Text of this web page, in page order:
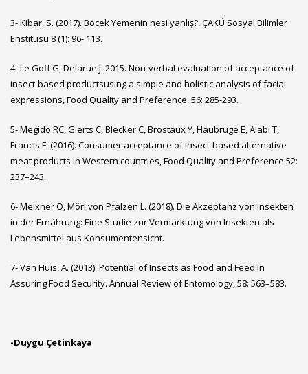
3- Kibar, S. (2017). Böcek Yemenin nesi yanlış?, ÇAKÜ Sosyal Bilimler
Enstitüsü 8 (1): 96- 113.
4- Le Goff G, Delarue J. 2015. Non-verbal evaluation of acceptance of
insect-based productsusing a simple and holistic analysis of facial
expressions, Food Quality and Preference, 56: 285-293.
5- Megido RC, Gierts C, Blecker C, Brostaux Y, Haubruge E, Alabi T,
Francis F. (2016). Consumer acceptance of insect-based alternative
meat products in Western countries, Food Quality and Preference 52:
237–243.
6- Meixner O, Mörl von Pfalzen L. (2018). Die Akzeptanz von Insekten
in der Ernährung: Eine Studie zur Vermarktung von Insekten als
Lebensmittel aus Konsumentensicht.
7- Van Huis, A. (2013). Potential of Insects as Food and Feed in
Assuring Food Security. Annual Review of Entomology, 58: 563–583.
-Duygu Çetinkaya